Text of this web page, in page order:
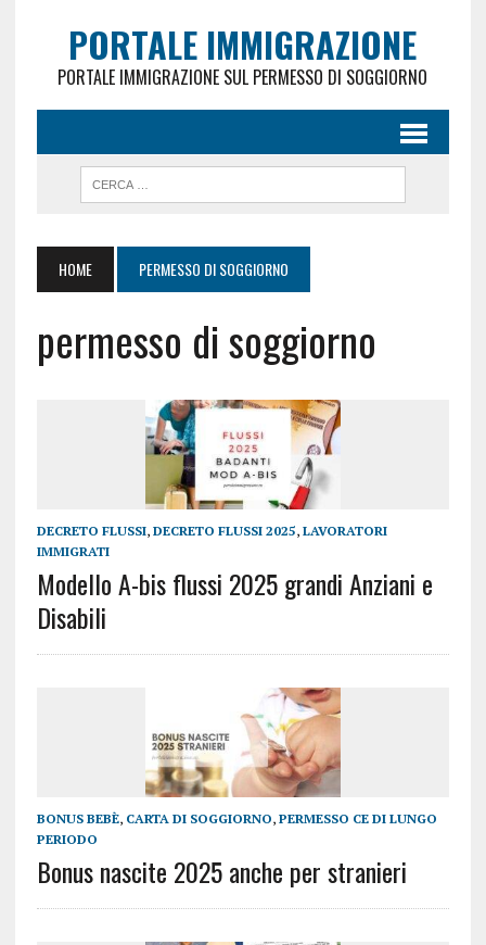
PORTALE IMMIGRAZIONE
PORTALE IMMIGRAZIONE SUL PERMESSO DI SOGGIORNO
HOME PERMESSO DI SOGGIORNO
permesso di soggiorno
DECRETO FLUSSI, DECRETO FLUSSI 2025, LAVORATORI
IMMIGRATI
Modello A-bis flussi 2025 grandi Anziani e
Disabili
BONUS BEBÈ, CARTA DI SOGGIORNO, PERMESSO CE DI LUNGO
PERIODO
Bonus nascite 2025 anche per stranieri